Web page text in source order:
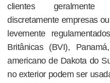
clientes geralmente
discretamente empresas
levemente
Britânicas (BVI),
americano de Dakota do
no exterior podem ser